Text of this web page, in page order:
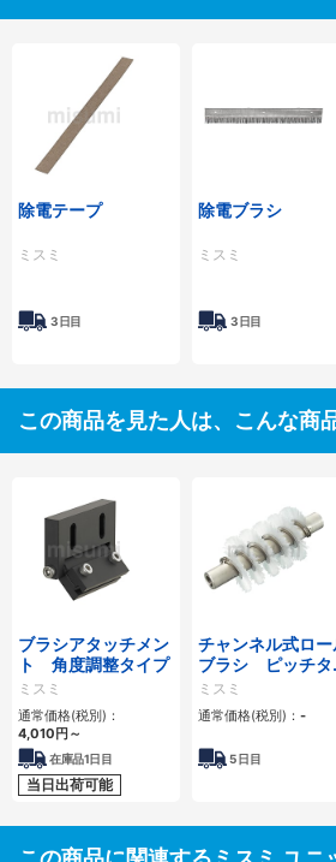
除電テープ
ミスミ
3日目
除電ブラシ
ミスミ
3日目
この商品を見た人は、こんな商
ブラシアタッチメン
ト 角度調整タイプ
ミスミ
通常価格(税別)：
4,010円～
在庫品1日目
当日出荷可能
チャンネル式ロー
ブラシ ピッチタ
プ
ミスミ
通常価格(税別)： -
5日目